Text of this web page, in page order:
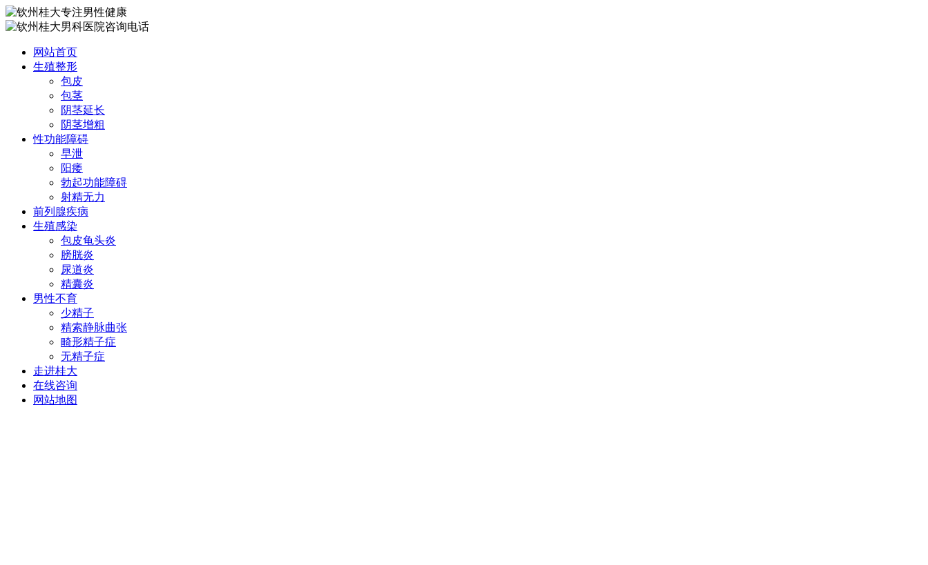
网站首页
生殖整形
包皮
包茎
阴茎延长
阴茎增粗
性功能障碍
早泄
阳痿
勃起功能障碍
射精无力
前列腺疾病
生殖感染
包皮龟头炎
膀胱炎
尿道炎
精囊炎
男性不育
少精子
精索静脉曲张
畸形精子症
无精子症
走进桂大
在线咨询
网站地图